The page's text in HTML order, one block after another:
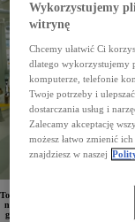
Toyota oferuje samochody z
na wózkach inwalidzkich.
gwarancję do 3 lat lub 1 000 000
Wykorzystujemy
witrynę
Chcemy ułatwić Ci
dlatego wykorzystujemy
komputerze, telefonie
Twoje potrzeby i
dostarczania usług i
Zalecamy akceptację
możesz łatwo zmienić
znajdziesz w naszej